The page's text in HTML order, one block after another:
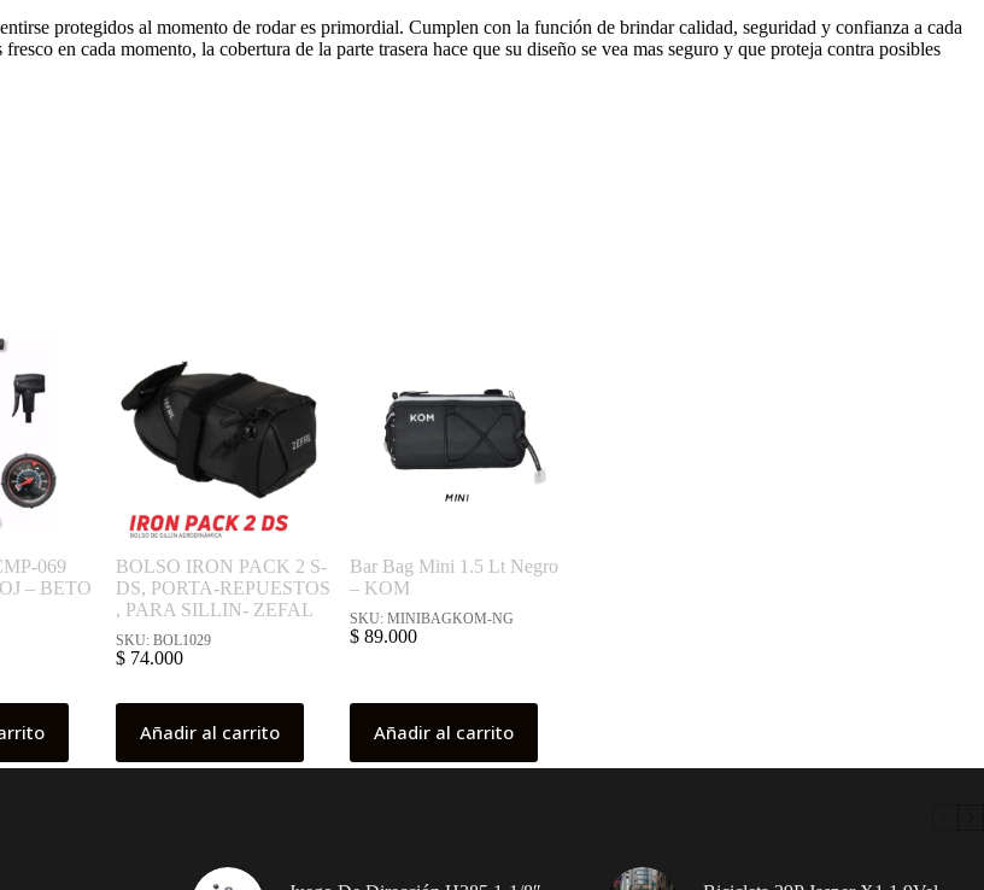
protegidos al momento de rodar es primordial. Cumplen con la función de brindar calidad, seguridad y confianza a cada
en cada momento, la cobertura de la parte trasera hace que su diseño se vea mas seguro y que proteja contra posibles
069
– BETO
BOLSO IRON PACK 2 S-
DS, PORTA-REPUESTOS
, PARA SILLIN- ZEFAL
SKU: BOL1029
$74.000
Añadir al carrito
Bar Bag Mini 1.5 Lt Negro
– KOM
SKU: MINIBAGKOM-NG
$ 89.000
Añadir al carrito